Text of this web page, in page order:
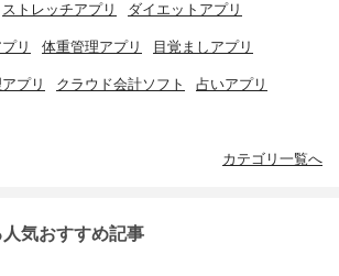
ストレッチアプリ ダイエットアプリ
リ 体重管理アプリ 目覚ましアプリ
プリ クラウド会計ソフト 占いアプリ
カテゴリ一覧へ
気おすすめ記事